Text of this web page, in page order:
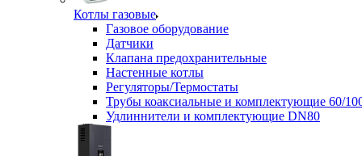
Котлы газовые
Газовое оборудование
Датчики
Клапана предохранительные
Настенные котлы
Регуляторы/Термостаты
Трубы коаксиальные и комплектующие 60/
Удлиннители и комплектующие DN80